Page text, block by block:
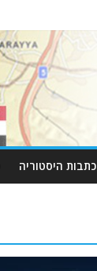
כתבות היסטוריה